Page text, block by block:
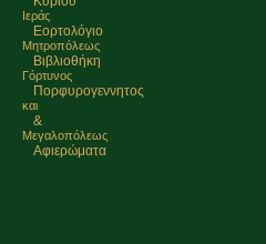
Ιεράς
Μητρoπόλεως
Γόρτυνος
και
Μεγαλοπόλεως
Εορτολόγιο
Βιβλιοθήκη
Πορφυρογεννητος
&
Αφιερώματα